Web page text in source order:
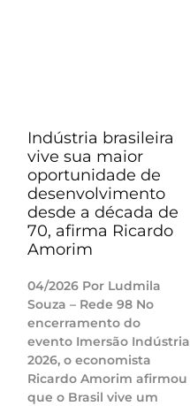
Indústria brasileira
vive sua maior
oportunidade de
desenvolvimento
desde a década de
70, afirma Ricardo
Amorim
04/2026 Por Ludmila
Souza – Rede 98 No
encerramento do
evento Imersão Indústria
2026, o economista
Ricardo Amorim afirmou
que o Brasil vive um